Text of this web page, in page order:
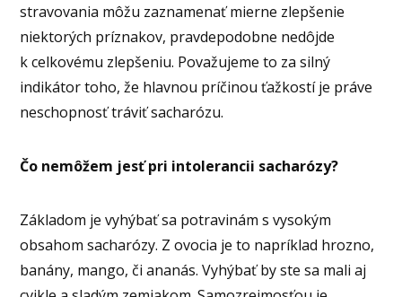
stravovania môžu zaznamenať mierne zlepšenie
niektorých príznakov, pravdepodobne nedôjde
k celkovému zlepšeniu. Považujeme to za silný
indikátor toho, že hlavnou príčinou ťažkostí je práve
neschopnosť tráviť sacharózu.
Čo nemôžem jesť pri intolerancii sacharózy?
Základom je vyhýbať sa potravinám s vysokým
obsahom sacharózy. Z ovocia je to napríklad hrozno,
banány, mango, či ananás. Vyhýbať by ste sa mali aj